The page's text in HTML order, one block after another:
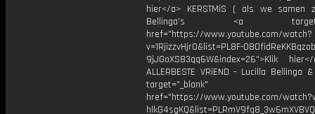
hier</a> KERSTMiS ( als we samen
Bellinga’s <a
href="https://www.youtube.com/watch?
v=1RjizzvHjr0&list=PL8F-
9jJGoXS83qq6W&index=26">Klik
ALLERBESTE VRiEND - Lucilla Bellinga
target="_blank"
href="https://www.youtube.com/